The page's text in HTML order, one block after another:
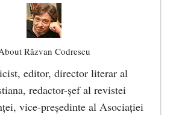
Răzvan Codrescu
editor, director literar al
redactor-şef al revistei
vice-preşedinte al Asociaţiei